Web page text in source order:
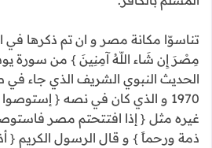
تناسوّا مكانة مصر و ان تم ذكرها في
1970 و الذي كان في نصه {
غيره مثل { إذا افتتحتم مصر
ذمة ورحماً } و قال الرسول الكريم {